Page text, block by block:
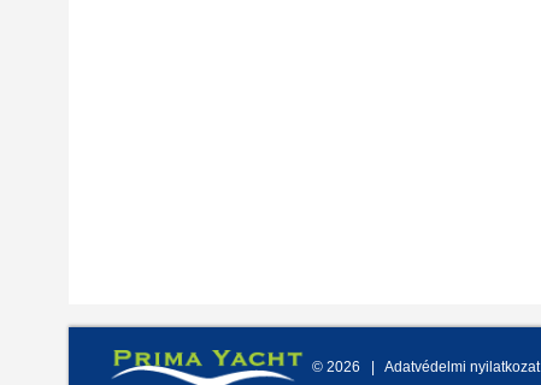
© 2026 Adatvédelmi nyilatkozat